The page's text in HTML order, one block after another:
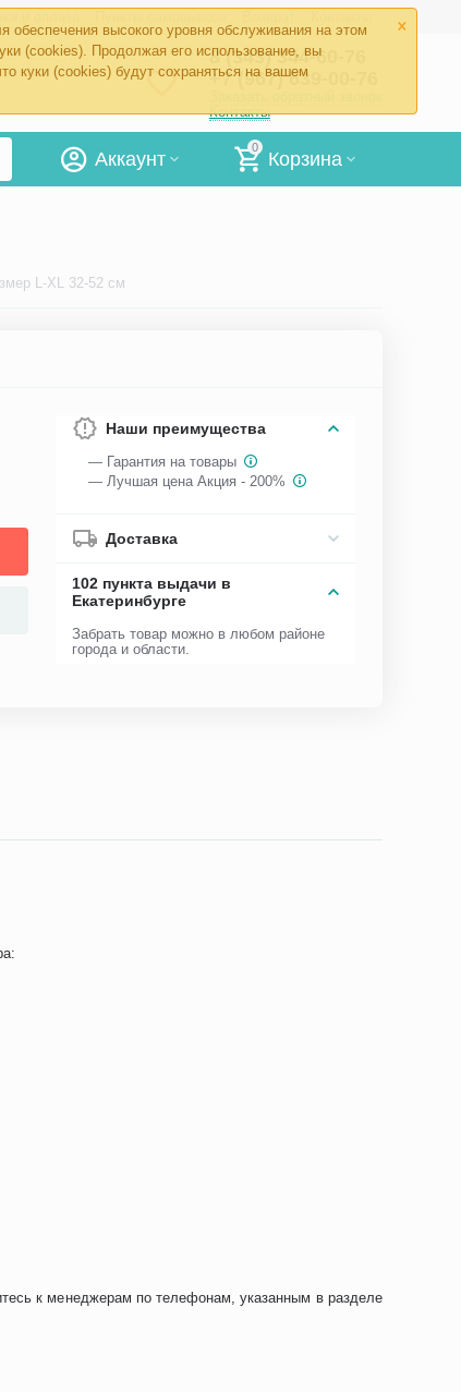
×
обеспечения высокого уровня обслуживания на этом
(cookies). Продолжая его использование, вы
куки (cookies) будут сохраняться на вашем
8 (343) 344-60-76
+7 (967) 639-00-76
Контакты
0
Корзина
Аккаунт
L-XL 32-52 см
Наши преимущества
— Гарантия на товары
— Лучшая цена Акция - 200%
Доставка
102 пункта выдачи в
Екатеринбурге
Забрать товар можно в любом районе
города и области.
к менеджерам по телефонам, указанным в разделе